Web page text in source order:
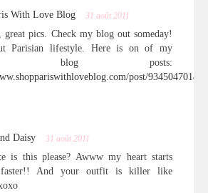
With Love Blog 31 août 2011
great pics. Check my blog out someday!
Parisian lifestyle. Here is on of my
blog posts:
post/9345047014/
Daisy 31 août 2011
is this please? Awww my heart starts
faster!! And your outfit is killer like